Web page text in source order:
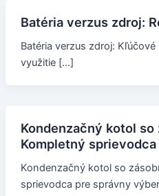
Batéria verzus zdroj:
Batéria verzus zdroj:
využitie […]
Kondenzačný kotol so
Kompletný
Kondenzačný kotol so
sprievodca pre správny